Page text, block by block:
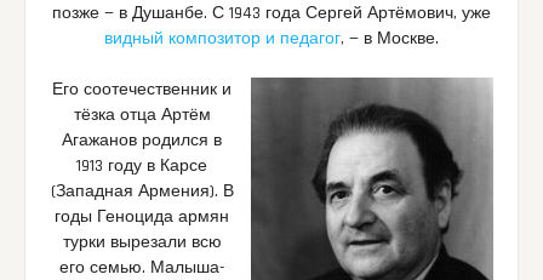
позже — в Душанбе. С 1943 года Сергей Артёмович, уже
видный композитор и педагог, — в Москве.
Его соотечественник и
тёзка отца Артём
Агажанов родился в
1913 году в Карсе
(Западная Армения). В
годы Геноцида армян
турки вырезали всю
его семью. Малыша-